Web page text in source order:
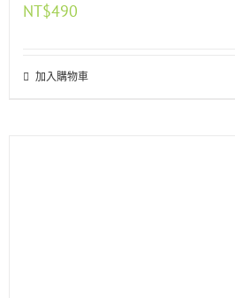
NT$490
加入購物車